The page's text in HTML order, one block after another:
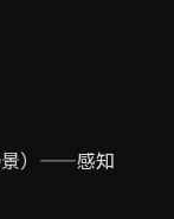
景）——感知